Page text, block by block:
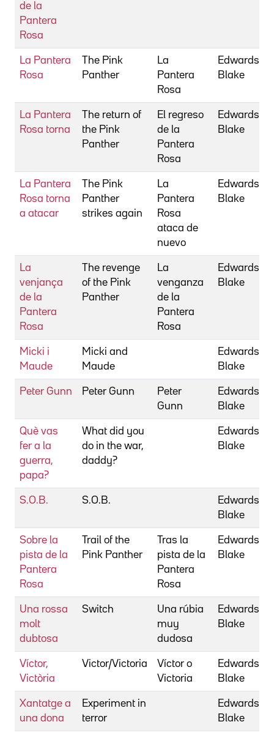
de la
Pantera
Rosa
La Pantera
Rosa
The Pink
Panther
La
Pantera
Rosa
Edwards,
Blake
La Pantera
Rosa torna
The return of
the Pink
Panther
El regreso
de la
Pantera
Rosa
Edwards,
Blake
La Pantera
Rosa torna
a atacar
The Pink
Panther
strikes again
La
Pantera
Rosa
ataca de
nuevo
Edwards,
Blake
La
venjança
de la
Pantera
Rosa
The revenge
of the Pink
Panther
La
venganza
de la
Pantera
Rosa
Edwards,
Blake
Micki i
Maude
Micki and
Maude
Edwards,
Blake
Peter Gunn Peter Gunn
Peter
Gunn
Edwards,
Blake
Què vas
fer a la
guerra,
papa?
What did you
do in the war,
daddy?
Edwards,
Blake
S.O.B. S.O.B.
Edwards,
Blake
Sobre la
pista de la
Pantera
Rosa
Trail of the
Pink Panther
Tras la
pista de la
Pantera
Rosa
Edwards,
Blake
Una rossa
molt
dubtosa
Switch
Una rúbia
muy
dudosa
Edwards,
Blake
Víctor,
Victòria
Victor/Victoria
Víctor o
Victoria
Edwards,
Blake
Xantatge a
una dona
Experiment in
terror
Edwards,
Blake